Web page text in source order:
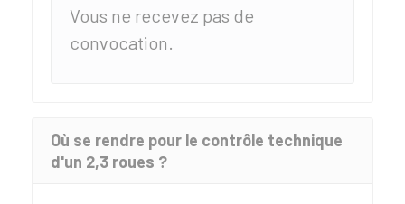
Vous ne recevez pas de
convocation.
Où se rendre pour le contrôle technique
d'un 2,3 roues ?